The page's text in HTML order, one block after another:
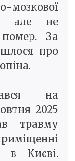
мозкової
але не
За
про
на
2025
травму
в Києві.